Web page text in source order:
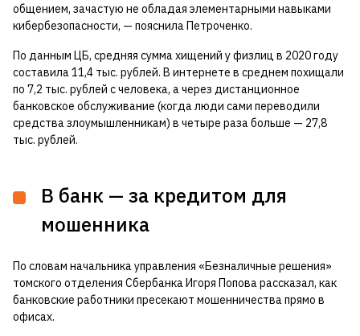
общением, зачастую не обладая элементарными навыками
кибербезопасности, — пояснила Петроченко.
По данным ЦБ, средняя сумма хищений у физлиц в 2020 году
составила 11,4 тыс. рублей. В интернете в среднем похищали
по 7,2 тыс. рублей с человека, а через дистанционное
банковское обслуживание (когда люди сами переводили
средства злоумышленникам) в четыре раза больше — 27,8
тыс. рублей.
В банк — за кредитом для
мошенника
По словам начальника управления «Безналичные решения»
томского отделения Сбербанка Игоря Попова рассказал, как
банковские работники пресекают мошенничества прямо в
офисах.